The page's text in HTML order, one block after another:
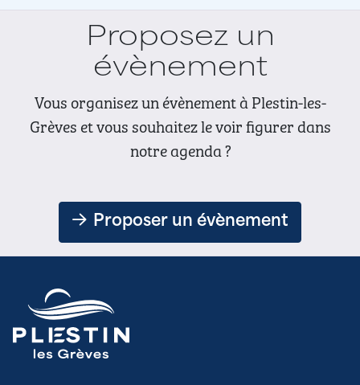
Proposez un
évènement
Vous organisez un évènement à Plestin-les-
Grèves et vous souhaitez le voir figurer dans
notre agenda ?
Proposer un évènement